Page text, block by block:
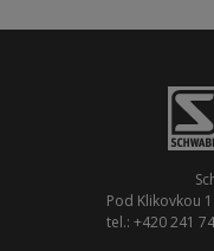
Pod Klikovkou
tel.: +420 241